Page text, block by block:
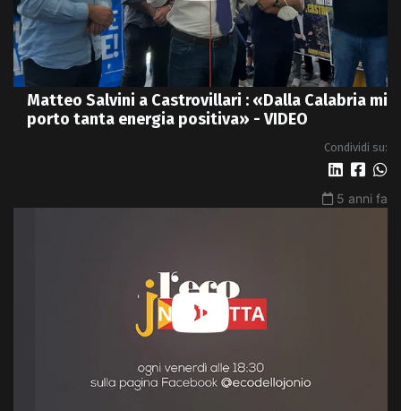
Matteo Salvini a Castrovillari : «Dalla Calabria mi
porto tanta energia positiva» - VIDEO
Condividi su:
5 anni fa